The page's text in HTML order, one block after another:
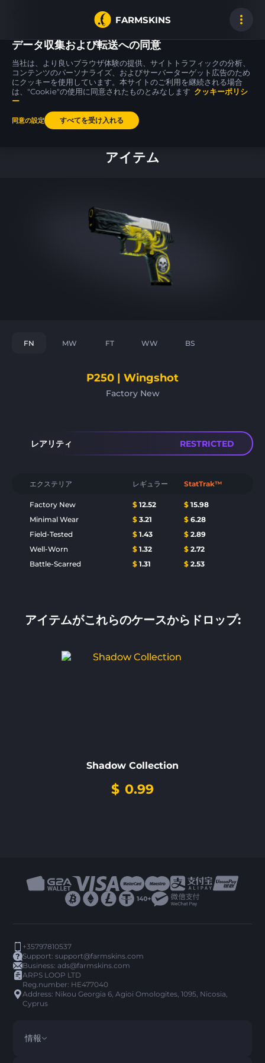
FARMSKINS
62
MAC-10
Pipsqueak FT 62
M4A4
Magnesium MW
Desert Eagle
Tilted
ホーム
アイテム
FN MW FT WW BS
P250 | Wingshot
Factory New
レアリティ RESTRICTED
エクステリア レギュラー StatTrak™
Factory New $ 12.52 $ 15.98
Minimal Wear
$ 3.21 $ 6.28
Field-Tested
$ 1.43 $ 2.89
Well-Worn
$ 1.32 $ 2.72
Battle-Scarred
$ 1.31 $ 2.53
アイテムがこれらのケースからドロップ:
Shadow Collection
$ 0.99
+35797810537
Support:support@farmskins.com
Business:ads@farmskins.com
ARPS LOOP LTD
Reg.number: HE477040
Address: Nikou Georgia 6, Agioi Omologites, 1095, Nicosia,
Cyprus
情報
データ収集および転送への同意
当社は、より良いブラウザ体験の提供、サイトトラフィックの分析、
コンテンツのパーソナライズ、およびサーバーターゲット広告のため
にクッキーを使用しています。本サイトのご利用を継続される場合
は、"Cookie"の使用に同意されたものとみなします クッキーポリシ
ー
同意の設定 すべてを受け入れる